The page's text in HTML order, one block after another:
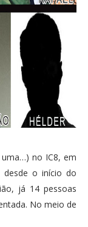
no IC8, em
desde o início do
já 14 pessoas
No meio de